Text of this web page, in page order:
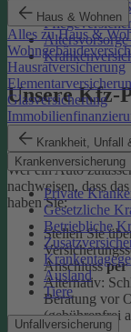
Haus & Wohnen
Alles zu Haus &
Hausratversicherung
Glasversicherung
Krankheit, Unfall
Krankenversicherung
Private
Gesetzliche
Betriebliche
Ausland
Tiere
Unfallversicherung
Rechtsschutz-
Unsere Kfz-
eVB-Nummer
Wer ein Auto
nachweisen, dass
haben Sie:
Stellen Sie
Anschlussper
Alternativ:
Beratung vor
(gebührenfrei